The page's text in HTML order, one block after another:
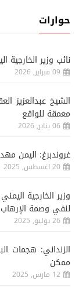
حوارات
نائب وزير
09 فبراير, 2026
الشيخ عبدالعزيز
معمقة للواقع
06 يناير, 2026
غروندبرغ: اليمن
20 اغسطس, 2025
وزير الخارجية
لنفي وصمة الإرهاب
26 يوليو, 2025
الزنداني: هجمات
ممكن
12 مارس, 2025